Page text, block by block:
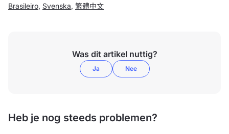
Brasileiro, Svenska, 繁體中文
Was dit artikel nuttig?
Ja Nee
Heb je nog steeds problemen?